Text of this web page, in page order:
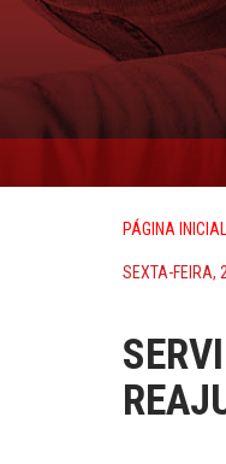
PÁGINA INICIAL
SEXTA-FEIRA,